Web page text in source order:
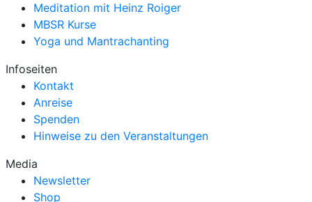
Meditation mit Heinz Roiger
MBSR Kurse
Yoga und Mantrachanting
Infoseiten
Kontakt
Anreise
Spenden
Hinweise zu den Veranstaltungen
Media
Newsletter
Shop